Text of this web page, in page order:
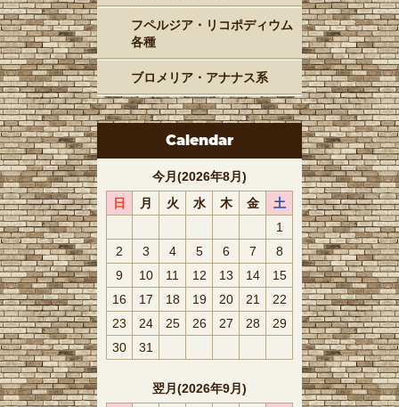
フペルジア・リコポディウム
各種
ブロメリア・アナナス系
Calendar
今月(2026年8月)
日
月 火 水 木 金
土
1
2
3 4 5 6 7
8
9
10 11 12 13 14
15
16
17 18 19 20 21
22
23
24 25 26 27 28
29
30
31
翌月(2026年9月)